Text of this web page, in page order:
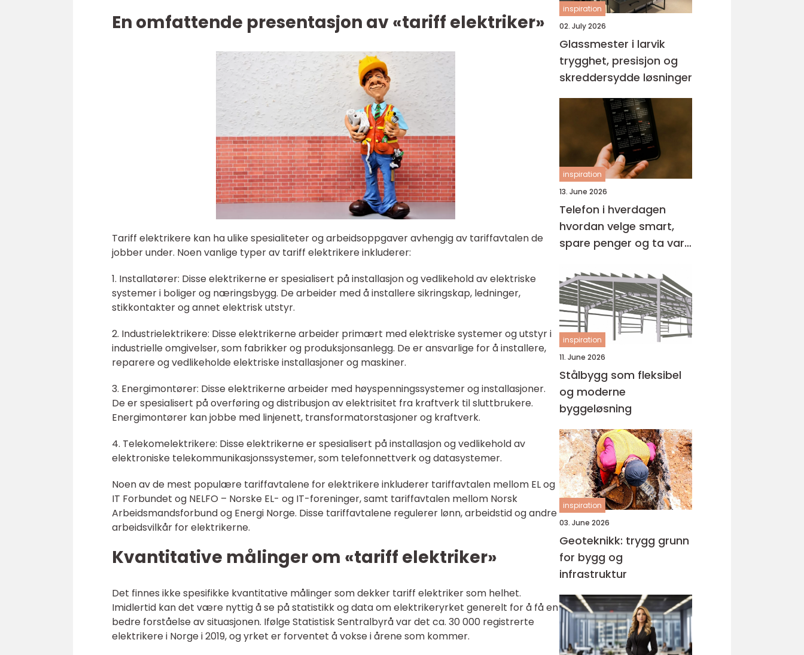
En omfattende presentasjon av «tariff elektriker»
Tariff elektrikere kan ha ulike spesialiteter og arbeidsoppgaver avhengig av tariffavtalen de
jobber under. Noen vanlige typer av tariff elektrikere inkluderer:
1. Installatører: Disse elektrikerne er spesialisert på installasjon og vedlikehold av elektriske
systemer i boliger og næringsbygg. De arbeider med å installere sikringskap, ledninger,
stikkontakter og annet elektrisk utstyr.
2. Industrielektrikere: Disse elektrikerne arbeider primært med elektriske systemer og utstyr i
industrielle omgivelser, som fabrikker og produksjonsanlegg. De er ansvarlige for å installere,
reparere og vedlikeholde elektriske installasjoner og maskiner.
3. Energimontører: Disse elektrikerne arbeider med høyspenningssystemer og installasjoner.
De er spesialisert på overføring og distribusjon av elektrisitet fra kraftverk til sluttbrukere.
Energimontører kan jobbe med linjenett, transformatorstasjoner og kraftverk.
4. Telekomelektrikere: Disse elektrikerne er spesialisert på installasjon og vedlikehold av
elektroniske telekommunikasjonssystemer, som telefonnettverk og datasystemer.
Noen av de mest populære tariffavtalene for elektrikere inkluderer tariffavtalen mellom EL og
IT Forbundet og NELFO – Norske EL- og IT-foreninger, samt tariffavtalen mellom Norsk
Arbeidsmandsforbund og Energi Norge. Disse tariffavtalene regulerer lønn, arbeidstid og andre
arbeidsvilkår for elektrikerne.
Kvantitative målinger om «tariff elektriker»
Det finnes ikke spesifikke kvantitative målinger som dekker tariff elektriker som helhet.
Imidlertid kan det være nyttig å se på statistikk og data om elektrikeryrket generelt for å få en
bedre forståelse av situasjonen. Ifølge Statistisk Sentralbyrå var det ca. 30 000 registrerte
elektrikere i Norge i 2019, og yrket er forventet å vokse i årene som kommer.
inspiration
02. July 2026
Glassmester i larvik
trygghet, presisjon og
skreddersydde løsninger
inspiration
13. June 2026
Telefon i hverdagen
hvordan velge smart,
spare penger og ta vare
inspiration
11. June 2026
Stålbygg som fleksibel
og moderne
byggeløsning
inspiration
03. June 2026
Geoteknikk: trygg grunn
for bygg og
infrastruktur